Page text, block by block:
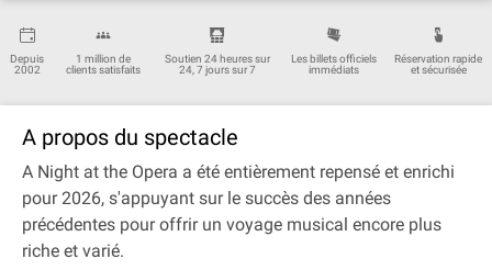
Depuis
2002
1 million de
clients satisfaits
Soutien 24 heures sur
24, 7 jours sur 7
Les billets officiels
immédiats
Réservation rapide
et sécurisée
A propos du spectacle
A Night at the Opera a été entièrement repensé et enrichi
pour 2026, s'appuyant sur le succès des années
précédentes pour offrir un voyage musical encore plus
riche et varié.